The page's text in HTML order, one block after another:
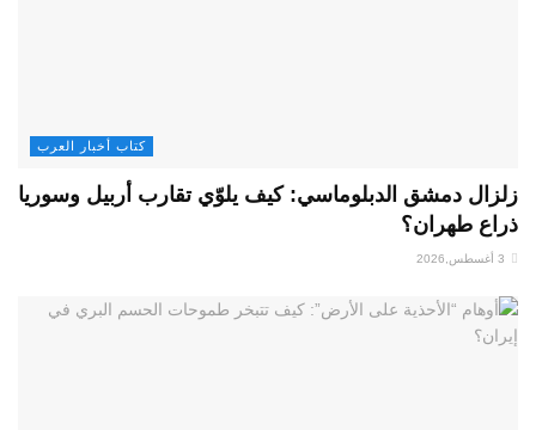
كتاب أخبار العرب
زلزال دمشق الدبلوماسي: كيف يلوّي تقارب أربيل وسوريا
ذراع طهران؟